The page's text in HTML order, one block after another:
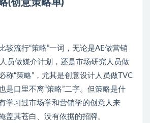
(创意策略单)
流行“策略”一词，无论是AE做营销
员做媒介计划，还是市场研究人员做
称“策略”，尤其是创意设计人员做TVC
是口里不离“策略”二字。但策略是什
学习过市场学和营销学的创意人来
盖其苍白、没有依据的招牌。